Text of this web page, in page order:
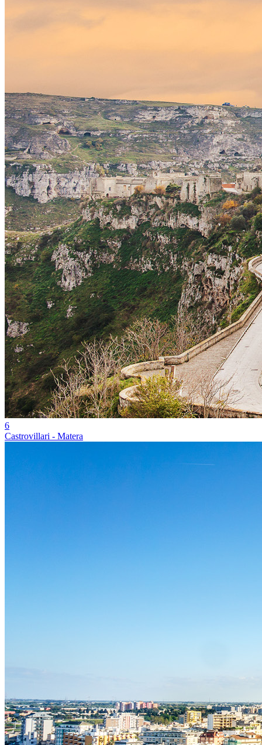
6
Castrovillari - Matera